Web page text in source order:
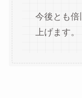
今後とも倍
上げます。